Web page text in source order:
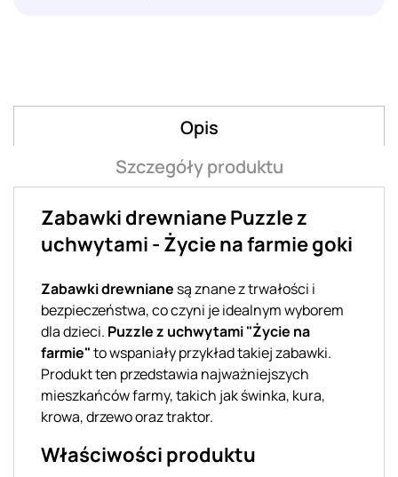
Opis
Szczegóły produktu
Zabawki drewniane Puzzle z
uchwytami - Życie na farmie goki
Zabawki drewniane są znane z trwałości i
bezpieczeństwa, co czyni je idealnym wyborem
dla dzieci. Puzzle z uchwytami "Życie na
farmie"to wspaniały przykład takiej zabawki.
Produkt ten przedstawia najważniejszych
mieszkańców farmy, takich jak świnka, kura,
krowa, drzewo oraz traktor.
Właściwości produktu